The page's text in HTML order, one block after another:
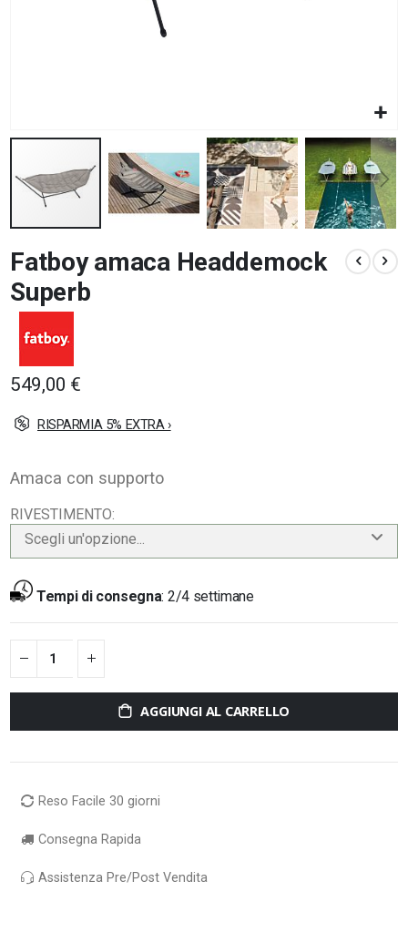
all'inizio
della
galleria
di
immagini
Fatboy amaca Headdemock
Superb
549,00 €
RISPARMIA 5% EXTRA ›
Amaca con supporto
RIVESTIMENTO
Scegli un'opzione...
Tempi di consegna: 2/4 settimane
AGGIUNGI AL CARRELLO
Reso Facile 30 giorni
Consegna Rapida
Assistenza Pre/Post Vendita